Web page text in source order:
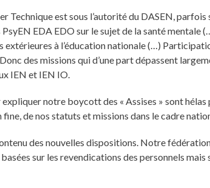
est sous l’autorité du DASEN,
EDA EDO sur le sujet de la santé
à l’éducation nationale (…)
des missions qui d’une part dépassent
IEN et IEN IO.
notre boycott des « Assises » sont
de nos statuts et missions dans le cadre
des nouvelles dispositions. Notre
sur les revendications des personnels